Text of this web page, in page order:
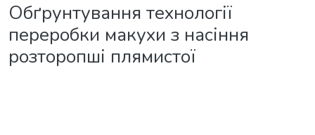
Обґрунтування технології
переробки макухи з насіння
розторопші плямистої